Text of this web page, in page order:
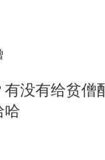
有没有给贫僧
哈